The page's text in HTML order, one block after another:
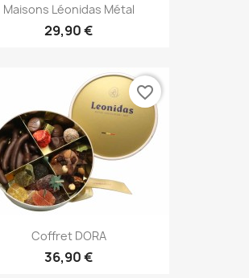
Maisons Léonidas Métal
29,90 €
Coffret DORA
36,90 €
favorite_border